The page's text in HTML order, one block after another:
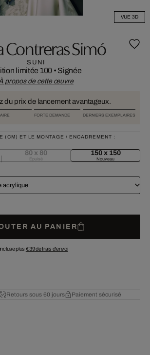
VUE 3D
Contreras Simó
SUNI
limitée 100 • Signée
propos de cette œuvre
du prix de lancement avantageux.
FORTE DEMANDE DERNIERS EXEMPLAIRES
(CM) ET LE MONTAGE / ENCADREMENT :
80 x 80
Épuisé
150 x 150
Nouveau
acrylique
AU PANIER
plus € 39de frais d'envoi
Retours sous 60 jours Paiement sécurisé